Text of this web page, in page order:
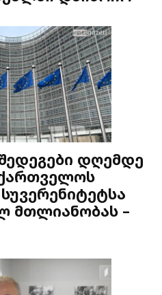
დღემდე
მთლიანობას –